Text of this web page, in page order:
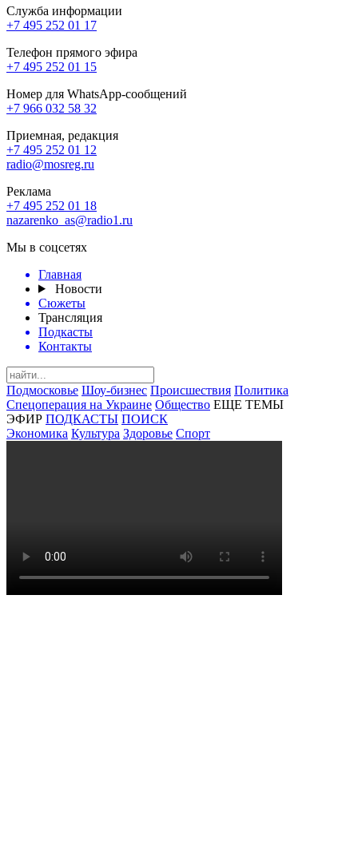
Служба информации
+7 495 252 01 17
Телефон прямого эфира
+7 495 252 01 15
Номер для WhatsApp-сообщений
+7 966 032 58 32
Приемная, редакция
+7 495 252 01 12
radio@mosreg.ru
Реклама
+7 495 252 01 18
nazarenko_as@radio1.ru
Мы в соцсетях
Главная
Новости
Сюжеты
Трансляция
Подкасты
Контакты
Подмосковье Шоу-бизнес Происшествия Политика
Спецоперация на Украине Общество ЕЩЕ ТЕМЫ
ЭФИР ПОДКАСТЫ ПОИСК
Экономика Культура Здоровье Спорт